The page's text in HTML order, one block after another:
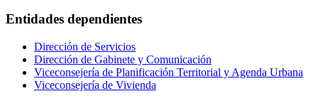
Entidades dependientes
Dirección de Servicios
Dirección de Gabinete y Comunicación
Viceconsejería de Planificación Territorial y Agenda Urbana
Viceconsejería de Vivienda